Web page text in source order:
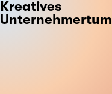
Kreatives
Unternehmertum